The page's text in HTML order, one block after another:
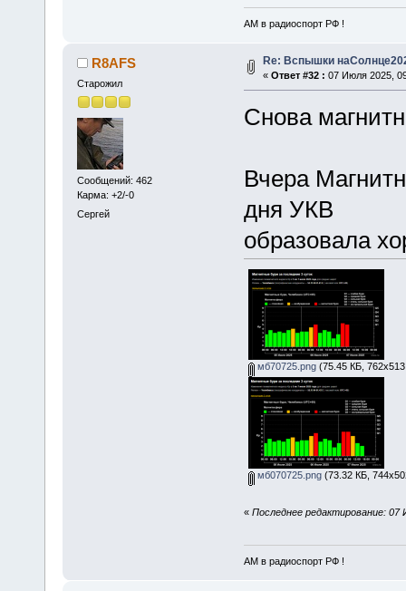
АМ в радиоспорт РФ !
R8AFS
Старожил
Сообщений: 462
Карма: +2/-0
Сергей
Re: Вспышки
« Ответ #32 : 07 Июля 2025,
Снова
Вчера
дня УКВ
образовала
мб70725.png(75.45 КБ,
мб070725.png(73.32 КБ,
« Последнее редактирование: 07
АМ в радиоспорт РФ !